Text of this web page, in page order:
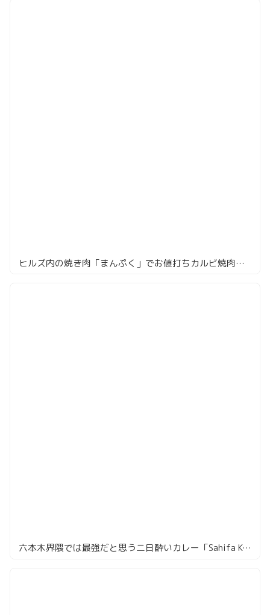
ヒルズ内の焼き肉「まんぷく」でお値打ちカルビ焼肉定食
六本木界隈では最強だと思う二日酔いカレー「Sahifa Kebab Biryani」